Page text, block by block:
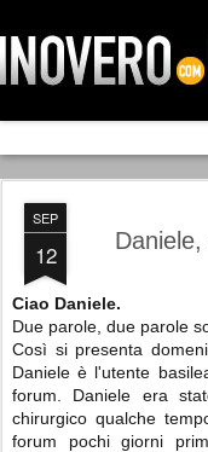
SEP
12
Ciao Daniele.
Due parole, due parole
Così si presenta
Daniele è l'utente
forum. Daniele era
chirurgico qualche
forum pochi giorni